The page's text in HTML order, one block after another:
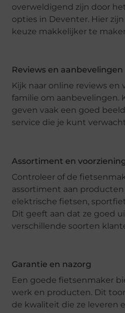
overweldigend zijn door
opties in Deventer. Hier
keuze makkelijker te
Reviews en aanbevelingen
Kijk naar online reviews en
familie om aanbevelingen.
geven vaak een goed
service die je kunt
Assortiment en
Controleer of de
assortiment aan producten
elektrische fietsen,
Dit geeft aan dat ze goed
verschillende soorten
Garantie en nazorg
Een goede fietsenmaker
werk en producten. Dit
de kwaliteit die ze leveren